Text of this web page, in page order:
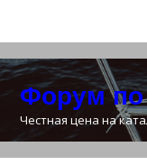
Форум по
Честная цена на